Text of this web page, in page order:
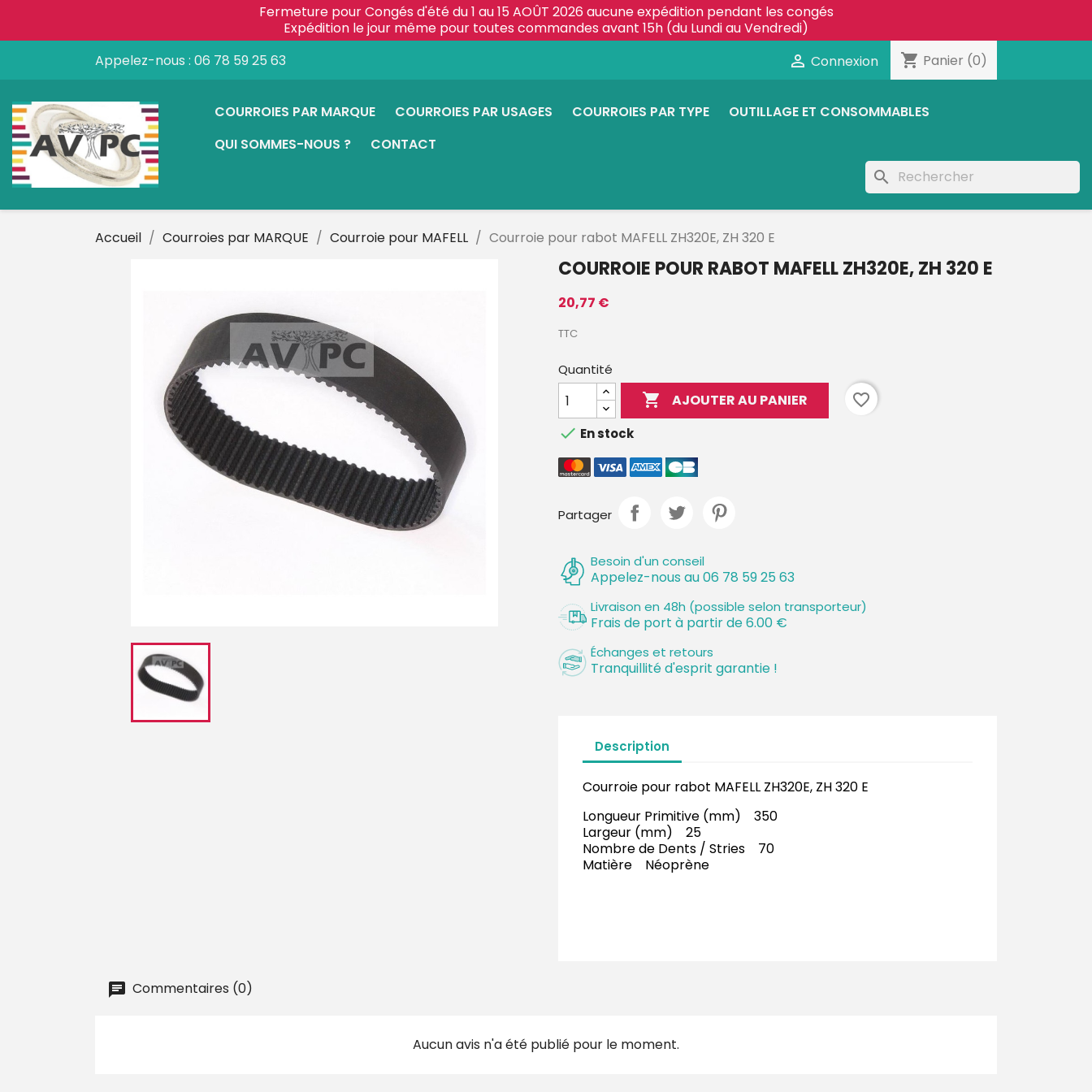
Fermeture pour Congés d'été du 1 au 15 AOÛT 2026 aucune expédition pendant les congés
Expédition le jour même pour toutes commandes avant 15h (du Lundi au Vendredi)
Appelez-nous : 06 78 59 25 63  Connexion shopping_cart Panier (0)
COURROIES PAR MARQUE COURROIES PAR USAGES COURROIES PAR TYPE
OUTILLAGE ET CONSOMMABLES
QUI SOMMES-NOUS ?
CONTACT
search
Accueil Courroies par MARQUE Courroie pour MAFELL Courroie pour rabot MAFELL ZH320E, ZH 320 E
COURROIE POUR RABOT MAFELL ZH320E, ZH 320 E
20,77 €
TTC
Quantité
 AJOUTER AU PANIER
favorite_border
 En stock
Partager
Besoin d'un conseil
Appelez-nous au 06 78 59 25 63
Livraison en 48h (possible selon transporteur)
Frais de port à partir de 6.00 €
Échanges et retours
Tranquillité d'esprit garantie !
Description
Courroie pour rabot MAFELL ZH320E, ZH 320 E
Longueur Primitive (mm) 350
Largeur (mm) 25
Nombre de Dents / Stries 70
Matière Néoprène
Commentaires (0)
Aucun avis n'a été publié pour le moment.